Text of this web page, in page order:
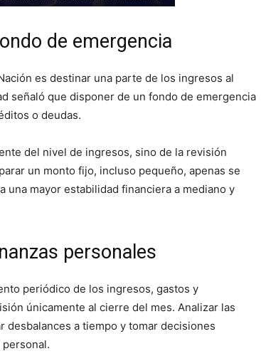
de emergencia
es destinar una parte de los ingresos al
señaló que disponer de un fondo de emergencia
o deudas.
del nivel de ingresos, sino de la revisión
un monto fijo, incluso pequeño, apenas se
una mayor estabilidad financiera a mediano y
personales
periódico de los ingresos, gastos y
únicamente al cierre del mes. Analizar las
a tiempo y tomar decisiones